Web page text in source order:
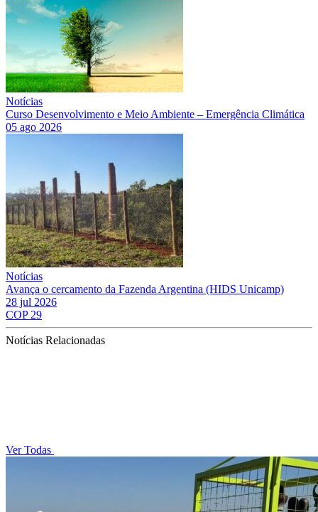
Notícias
Curso Desenvolvimento e Meio Ambiente – Emergência Climática
05 ago 2026
Notícias
Avança o cercamento da Fazenda Argentina (HIDS Unicamp)
28 jul 2026
COP 29
Notícias Relacionadas
Ver Todas